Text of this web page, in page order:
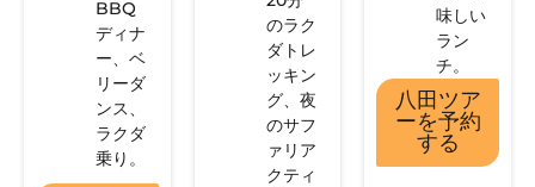
BBQ
ディナ
ー、ベ
リーダ
ンス、
ラクダ
乗り。
のラク
ダトレ
ッキン
グ、夜
のサフ
ァリア
クティ
味しい
ラン
チ。
八田ツア
ーを予約
する